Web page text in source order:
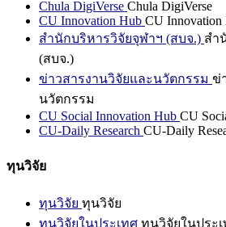
Chula DigiVerse Chula DigiVerse
CU Innovation Hub CU Innovation
สำนักบริหารวิจัยจุฬาฯ (สบจ.) สำ
(สบจ.)
ข่าวสารงานวิจัยและนวัตกรรม ข่
นวัตกรรม
CU Social Innovation Hub CU
CU-Daily Research CU-Daily
ทุนวิจัย
ทุนวิจัย ทุนวิจัย
ทุนวิจัยในประเทศ ทุนวิจัยในประ